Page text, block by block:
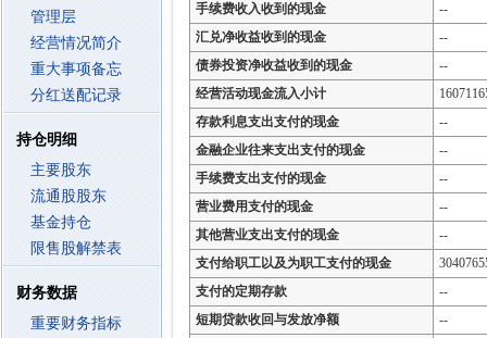
管理层
经营情况简介
重大事项备忘
分红送配记录
持仓明细
主要股东
流通股股东
基金持仓
限售股解禁表
财务数据
重要财务指标
手续费收入收到的现金
--
汇兑净收益收到的现金
--
债券投资净收益收到的现金
--
经营活动现金流入小计
存款利息支出支付的现金
--
金融企业往来支出支付的现金
--
手续费支出支付的现金
--
营业费用支付的现金
--
其他营业支出支付的现金
--
支付给职工以及为职工支付的现金
支付的定期存款
--
短期贷款收回与发放净额
--